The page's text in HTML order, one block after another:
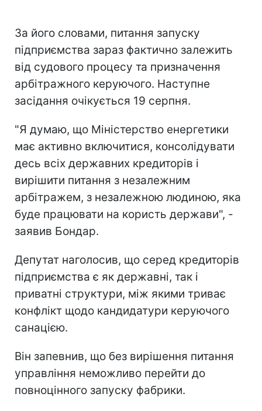
За його словами, питання запуску
підприємства зараз фактично залежить
від судового процесу та призначення
арбітражного керуючого. Наступне
засідання очікується 19 серпня.
"Я думаю, що Міністерство енергетики
має активно включитися, консолідувати
десь всіх державних кредиторів і
вирішити питання з незалежним
арбітражем, з незалежною людиною, яка
буде працювати на користь держави", -
заявив Бондар.
Депутат наголосив, що серед кредиторів
підприємства є як державні, так і
приватні структури, між якими триває
конфлікт щодо кандидатури керуючого
санацією.
Він запевнив, що без вирішення питання
управління неможливо перейти до
повноцінного запуску фабрики.